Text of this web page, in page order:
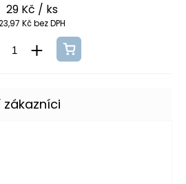
29 Kč / ks
Kč bez DPH